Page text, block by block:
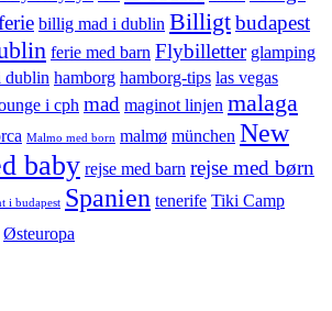
billig mad i dublin Billigtbudapest
ferie med barn Flybilletter glamping
dublin hamborg hamborg-tips las vegas
i cph mad maginot linjen malaga
Malmo med born malmø münchen New
baby rejse med barn rejse med børn
i budapest Spanien tenerife Tiki Camp
Østeuropa